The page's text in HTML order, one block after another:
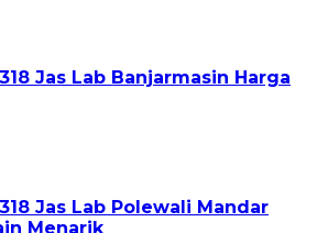
Jas Lab Banjarmasin Harga
Jas Lab Polewali Mandar
Menarik